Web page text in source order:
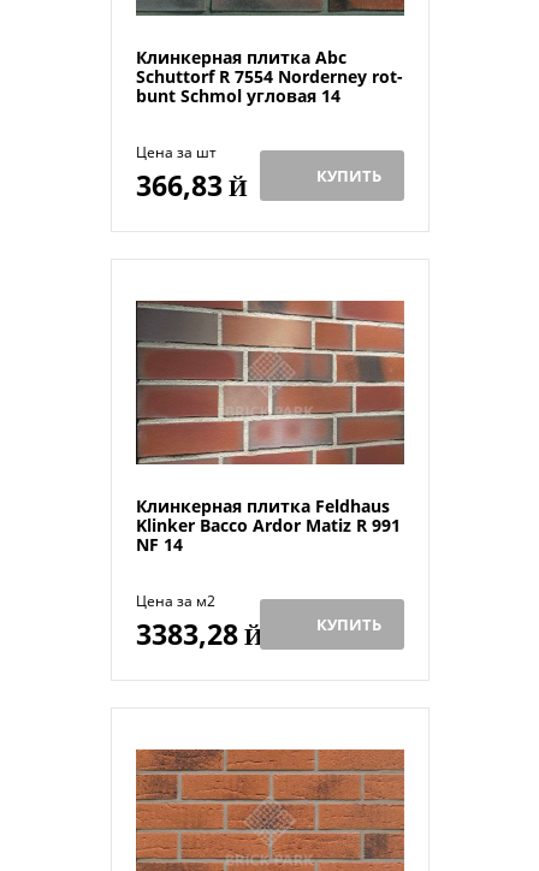
Клинкерная плитка Abc
Schuttorf R 7554 Norderney rot-
bunt Schmol угловая 14
Цена за шт
366,83Й КУПИТЬ
Клинкерная плитка Feldhaus
Klinker Bacco Ardor Matiz R 991
NF 14
Цена за м2
3383,28Й КУПИТЬ